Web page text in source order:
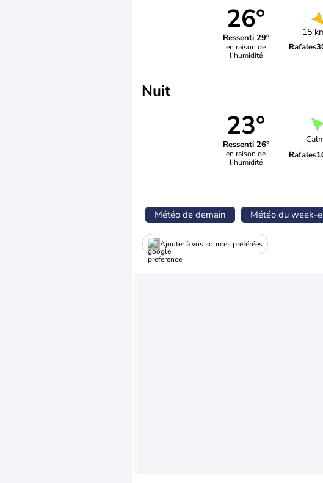
26°
Ressenti 29°
en raison de
l'humidité
15
Rafales
Nuit
23°
Ressenti 26°
en raison de
l'humidité
Rafales
Météo de demain Météo du week-
Ajouter à vos sources préférées